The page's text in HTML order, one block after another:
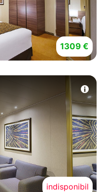
1309 €
indisponibil